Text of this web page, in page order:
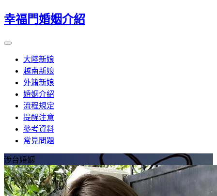
幸福門婚姻介紹
大陸新娘
越南新娘
外籍新娘
婚姻介紹
流程規定
提醒注意
參考資料
常見問題
涉台婚姻